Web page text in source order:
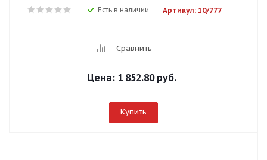
Есть в наличии Артикул: 10/777
Сравнить
Цена: 1 852.80 руб.
Купить